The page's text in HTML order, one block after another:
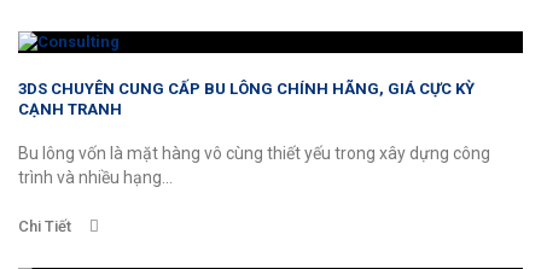
3DS CHUYÊN CUNG CẤP BU LÔNG CHÍNH HÃNG, GIÁ CỰC KỲ
CẠNH TRANH
Bu lông vốn là mặt hàng vô cùng thiết yếu trong xây dựng công
trình và nhiều hạng...
Chi Tiết